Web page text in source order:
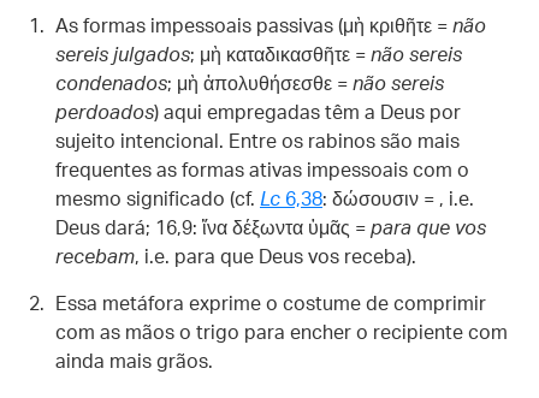
As formas impessoais passivas (μὴ κριθῆτε = não
sereis julgados; μὴ καταδικασθῆτε = não sereis
condenados; μὴ ἀπολυθήσεσθε = não sereis
perdoados) aqui empregadas têm a Deus por
sujeito intencional. Entre os rabinos são mais
frequentes as formas ativas impessoais com o
mesmo significado (cf. Lc 6,38: δώσουσιν = , i.e.
Deus dará; 16,9: ἵνα δέξωντα ὑμᾶς = para que vos
recebam, i.e. para que Deus vos receba).
Essa metáfora exprime o costume de comprimir
com as mãos o trigo para encher o recipiente com
ainda mais grãos.